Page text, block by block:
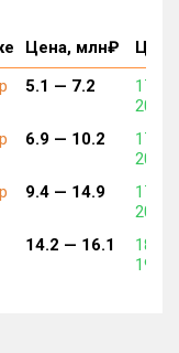
Цена, млн₽
5.1 — 7.2
175
207
6.9 — 10.2
175
206
9.4 — 14.9
175
201
14.2 — 16.1
185
193